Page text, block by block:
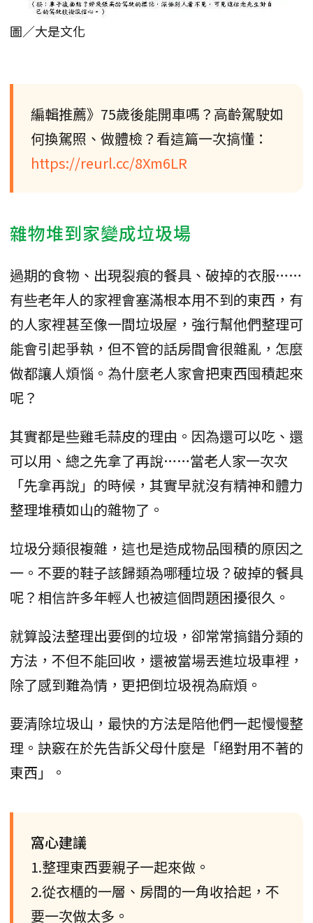
圖／大是文化
編輯推薦》75歲後能開車嗎？高齡駕駛如
何換駕照、做體檢？看這篇一次搞懂：
https://reurl.cc/8Xm6LR
雜物堆到家變成垃圾場
過期的食物、出現裂痕的餐具、破掉的衣服……
有些老年人的家裡會塞滿根本用不到的東西，有
的人家裡甚至像一間垃圾屋，強行幫他們整理可
能會引起爭執，但不管的話房間會很雜亂，怎麼
做都讓人煩惱。為什麼老人家會把東西囤積起來
呢？
其實都是些雞毛蒜皮的理由。因為還可以吃、還
可以用、總之先拿了再說……當老人家一次次
「先拿再說」的時候，其實早就沒有精神和體力
整理堆積如山的雜物了。
垃圾分類很複雜，這也是造成物品囤積的原因之
一。不要的鞋子該歸類為哪種垃圾？破掉的餐具
呢？相信許多年輕人也被這個問題困擾很久。
就算設法整理出要倒的垃圾，卻常常搞錯分類的
方法，不但不能回收，還被當場丟進垃圾車裡，
除了感到難為情，更把倒垃圾視為麻煩。
要清除垃圾山，最快的方法是陪他們一起慢慢整
理。訣竅在於先告訴父母什麼是「絕對用不著的
東西」。
窩心建議
1.整理東西要親子一起來做。
2.從衣櫃的一層、房間的一角收拾起，不
要一次做太多。